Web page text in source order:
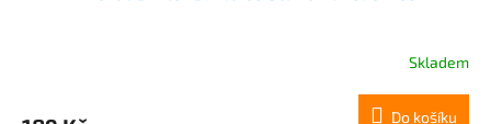
Skladem
Do košíku